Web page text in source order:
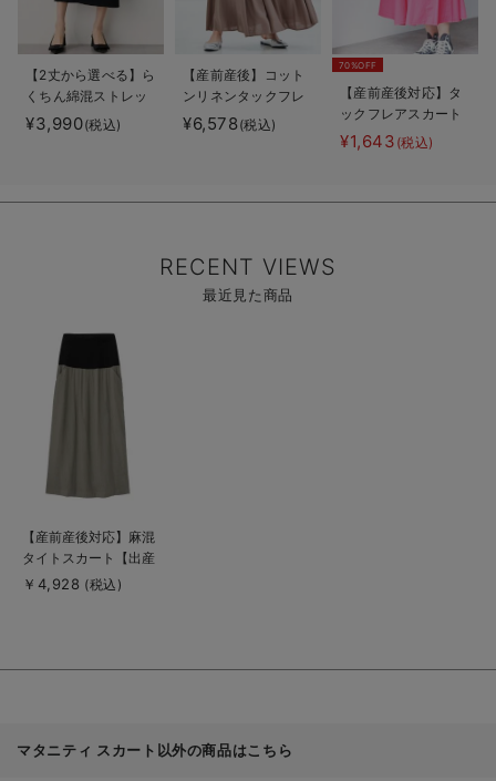
【2丈から選べる】ら
くちん綿混ストレッ
チリブナロースカー
ト マタニティ・産
¥3,990(税込)
【産前産後】コット
ンリネンタックフレ
アスカート【出産後
も長く使える】
¥6,578(税込)
70%OFF
【産前産後対応】タ
ックフレアスカート
【出産後も長く使え
る】
¥1,643 (税込)
RECENT VIEWS
最近見た商品
商
品
詳
を
【産前産後対応】麻混
タイトスカート【出産
後も長く使える】
￥4,928 (税込)
マタニティ スカート以外の商品はこちら